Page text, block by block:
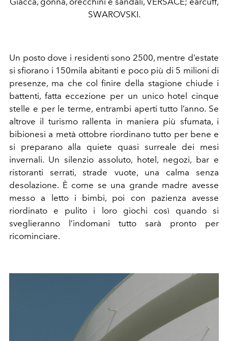
SWAROVSKI.
Un posto dove i residenti sono 2500, mentre d’estate
si sfiorano i 150mila abitanti e poco più di 5 milioni di
presenze, ma che col finire della stagione chiude i
battenti, fatta eccezione per un unico hotel cinque
stelle e per le terme, entrambi aperti tutto l’anno. Se
altrove il turismo rallenta in maniera più sfumata, i
bibionesi a metà ottobre riordinano tutto per bene e
si preparano alla quiete quasi surreale dei mesi
invernali. Un silenzio assoluto, hotel, negozi, bar e
ristoranti serrati, strade vuote, una calma senza
desolazione. È come se una grande madre avesse
messo a letto i bimbi, poi con pazienza avesse
riordinato e pulito i loro giochi così quando si
sveglieranno l’indomani tutto sarà pronto per
ricominciare.